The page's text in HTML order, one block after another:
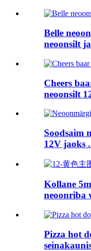
Belle
neoonsilt
Cheers
neoonsilt
Soodsaim
12V jaoks
Kollane
neoonriba
Pizza hot